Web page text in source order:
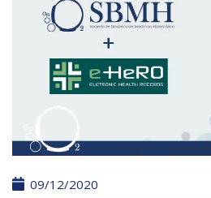
09/12/2020